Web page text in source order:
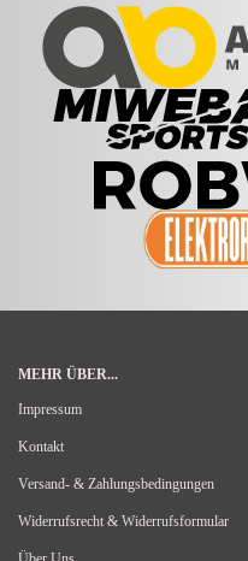
MEHR ÜBER...
Impressum
Kontakt
Versand- & Zahlungsbedingungen
Widerrufsrecht & Widerrufsformular